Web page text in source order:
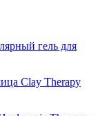
гель для
Clay Therapy